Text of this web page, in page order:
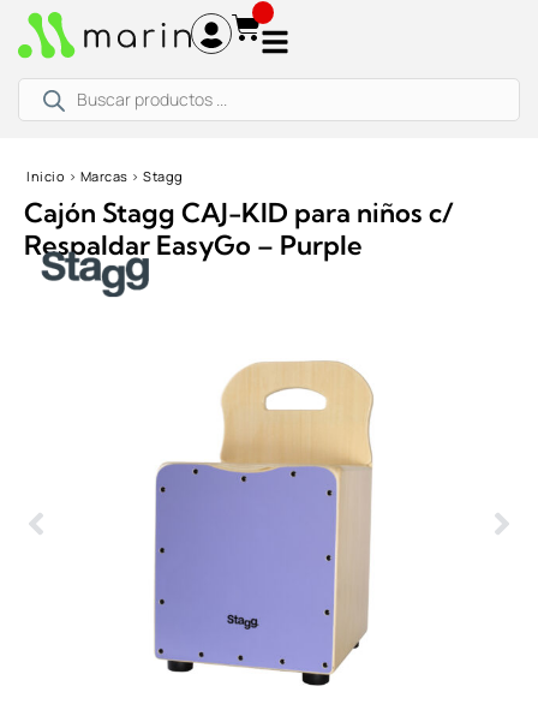
productos
Inicio › Marcas › Stagg
Cajón Stagg CAJ-KID para niños c/
Respaldar EasyGo – Purple